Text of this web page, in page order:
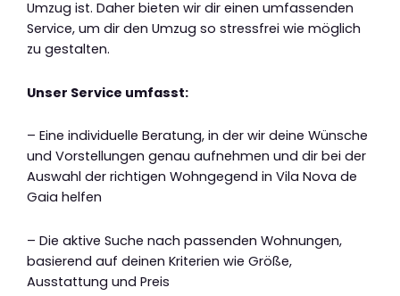
Umzug ist. Daher bieten wir dir einen umfassenden
Service, um dir den Umzug so stressfrei wie möglich
zu gestalten.
Unser Service umfasst:
– Eine individuelle Beratung, in der wir deine Wünsche
und Vorstellungen genau aufnehmen und dir bei der
Auswahl der richtigen Wohngegend in Vila Nova de
Gaia helfen
– Die aktive Suche nach passenden Wohnungen,
basierend auf deinen Kriterien wie Größe,
Ausstattung und Preis